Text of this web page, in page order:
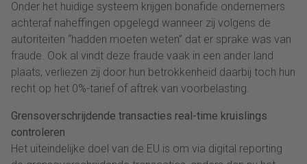
Onder het huidige systeem krijgen bonafide ondernemers
achteraf naheffingen opgelegd wanneer zij volgens de
autoriteiten “hadden moeten weten” dat er sprake was van
fraude. Ook al vindt deze fraude vaak in een ander land
plaats, verliezen zij door hun betrokkenheid daarbij toch hun
recht op het 0%-tarief of aftrek van voorbelasting.
Grensoverschrijdende transacties real-time kruislings
controleren
Het uiteindelijke doel van de EU is om via digital reporting